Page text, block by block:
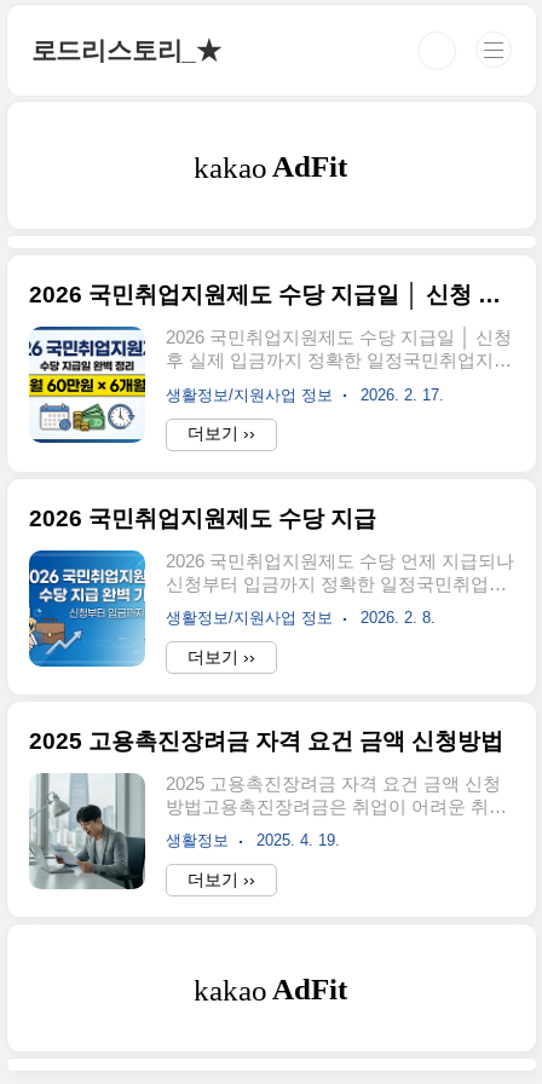
로드리스토리_★
2026 국민취업지원제도 수당 지급일 │ 신청 후 실제 입금까지 정확한 일정
2026 국민취업지원제도 수당 지급일 │ 신청
후 실제 입금까지 정확한 일정국민취업지원
제도 1유형에 참여하면 2026년 기준 월 60
만 원씩 최대 6개월, 총 360만 원의 구직촉
진수당을 받을 수 있습니다. 하지만 많은 분
들이 "신청하면 바로 받는 건가요?"라는 질
사 → IAP 수립 → 수당 신청 → 지급이라는
개월 정도 소요됩니다. 이 글에서는 각 단계
별 정확한 지급일과, 지급이 늦어질 수 있는
경우까지 실제 사례 중심으로 정리합니다. -
->구직촉진수당 지급일 핵심 정리📌 기본
지급 원칙국민취업지원제도 구직촉진수당
생활정보/지원사업 정보 2026. 2. 17.
더보기 ››
2026 국민취업지원제도 수당 지급
2026 국민취업지원제도 수당 언제 지급되나
신청부터 입금까지 정확한 일정국민취업지
원제도 참여를 결정했다면 가장 궁금한 것
이 "수당이 정확히 언제 들어오는가"입니다.
특히 생계비 마련이 급한 상황이라면 입금
시점을 정확히 알아야 재정 계획을 세울 수
청한 날로부터 14일 이내에 지급됩니다.이
본 원칙입니다. 단, 여기서 '14일'은 휴일을
제외한 영업일 기준입니다.2026년 달라진
지급 금액2026년부터 구직촉진수당이 기존
월 50만원에서 월 60만원으로 인상되었습니
다. 6개월간 총 360만원을 받을 수 있게 된
생활정보/지원사업 정보 2026. 2. 8.
더보기 ››
2025 고용촉진장려금 자격 요건 금액 신청방법
2025 고용촉진장려금 자격 요건 금액 신청
방법고용촉진장려금은 취업이 어려운 취약
계층 구직자를 정규직으로 채용한 사업주에
게 인건비 일부를 지원하는 제도입니다. 이
를 통해 기업은 인건비 부담을 줄이고, 구직
자는 안정적인 일자리를 얻을 수 있습니다.
신청 방법 고용촉진장려금 신청은 온라인과
생활정보 2025. 4. 19.
더보기 ››